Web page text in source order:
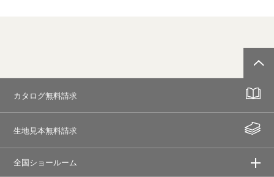
カタログ無料請求
生地見本無料請求
全国ショールーム